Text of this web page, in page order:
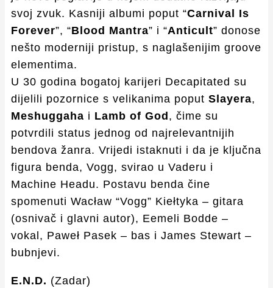
svoj zvuk. Kasniji albumi poput “Carnival Is
Forever”, “Blood Mantra” i “Anticult” donose
nešto moderniji pristup, s naglašenijim groove
elementima.
U 30 godina bogatoj karijeri Decapitated su
dijelili pozornice s velikanima poput Slayera,
Meshuggaha i Lamb of God , čime su
potvrdili status jednog od najrelevantnijih
bendova žanra. Vrijedi istaknuti i da je ključna
figura benda, Vogg, svirao u Vaderu i
Machine Headu. Postavu benda čine
spomenuti Wacław “Vogg” Kiełtyka – gitara
(osnivač i glavni autor), Eemeli Bodde –
vokal, Paweł Pasek – bas i James Stewart –
bubnjevi.
E.N.D. (Zadar)